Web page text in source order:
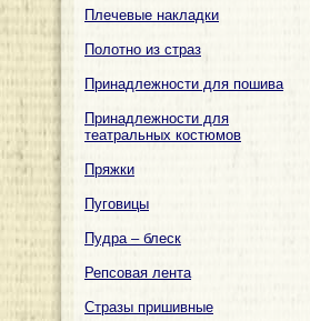
Плечевые накладки
Полотно из страз
Принадлежности для пошива
Принадлежности для
театральных костюмов
Пряжки
Пуговицы
Пудра – блеск
Репсовая лента
Стразы пришивные